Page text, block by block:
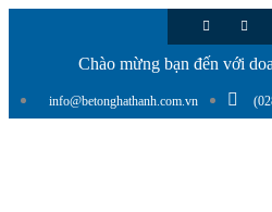
Chào mừng bạn đến với
info@betonghathanh.com.vn